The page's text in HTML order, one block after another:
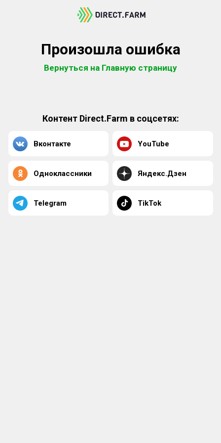
Произошла ошибка
Вернуться на Главную страницу
Контент Direct.Farm в соцсетях:
Вконтакте YouTube
Одноклассники Яндекс.Дзен
Telegram TikTok